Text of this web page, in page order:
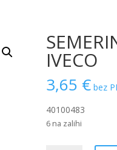
IVECO
3,65 € bez
40100483
6 na zalihi